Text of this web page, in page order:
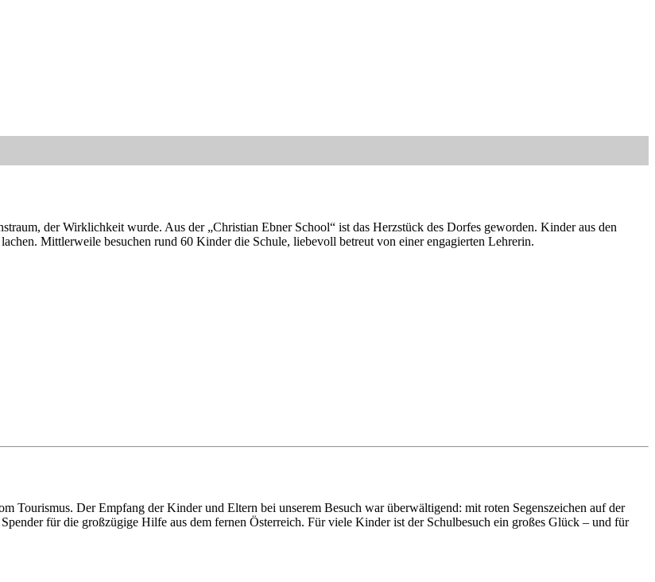
der Wirklichkeit wurde. Aus der „Christian Ebner School“ ist das Herzstück des Dorfes geworden. Kinder aus den
Mittlerweile besuchen rund 60 Kinder die Schule, liebevoll betreut von einer engagierten Lehrerin.
Tourismus. Der Empfang der Kinder und Eltern bei unserem Besuch war überwältigend: mit roten Segenszeichen auf der
für die großzügige Hilfe aus dem fernen Österreich. Für viele Kinder ist der Schulbesuch ein großes Glück – und für